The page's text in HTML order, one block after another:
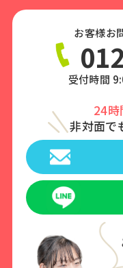
お客様お
受付時間
24時
非対面で